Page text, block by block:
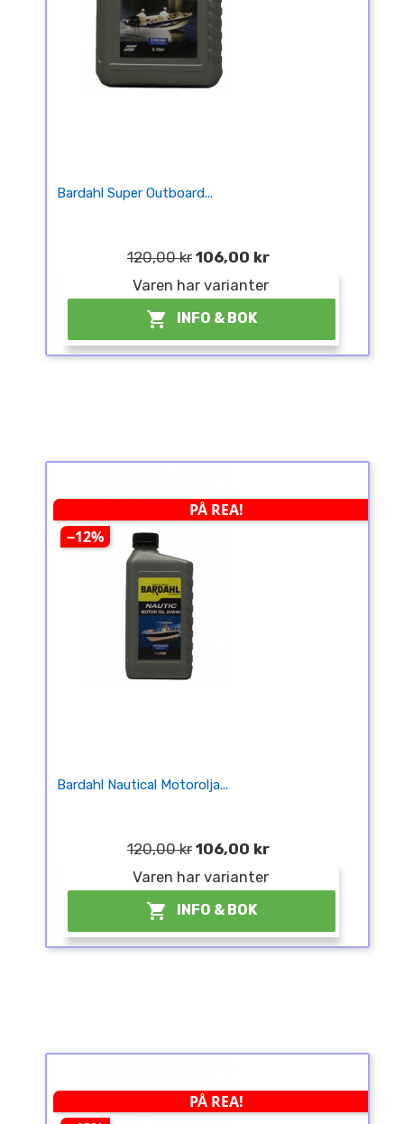
Bardahl Super Outboard...
120,00 kr 106,00 kr
Varen har varianter
 INFO & BOK
PÅ REA!
−12%
Bardahl Nautical Motorolja...
120,00 kr 106,00 kr
Varen har varianter
 INFO & BOK
PÅ REA!